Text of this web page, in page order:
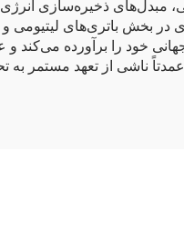
بخش باتری‌های لیتیومی
خود را برآورده
ناشی از تعهد مستمر به